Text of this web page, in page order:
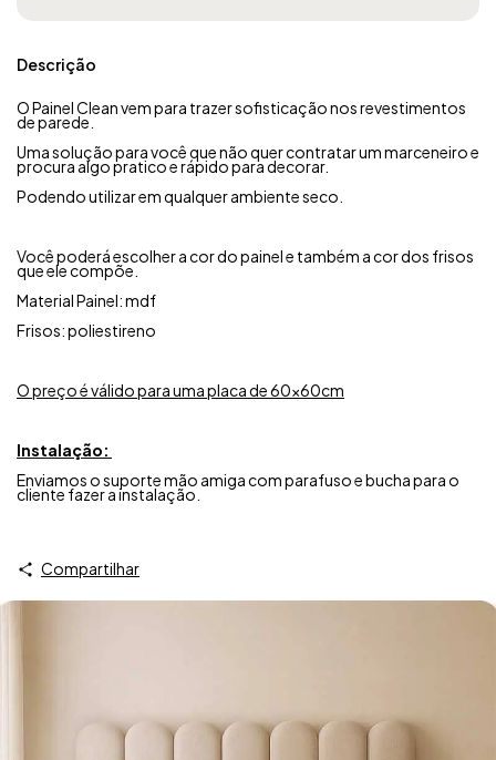
Descrição
O Painel Clean vem para trazer sofisticação nos revestimentos
de parede.
Uma solução para você que não quer contratar um marceneiro e
procura algo pratico e rápido para decorar.
Podendo utilizar em qualquer ambiente seco.
Você poderá escolher a cor do painel e também a cor dos frisos
que ele compõe.
Material Painel: mdf
Frisos: poliestireno
O preço é válido para uma placa de 60x60cm
Instalação:
Enviamos o suporte mão amiga com parafuso e bucha para o
cliente fazer a instalação.
Compartilhar